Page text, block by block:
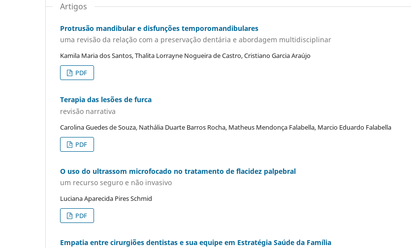
Artigos
Protrusão mandibular e disfunções temporomandibulares
uma revisão da relação com a preservação dentária e abordagem multidisciplinar
Kamila Maria dos Santos, Thalita Lorrayne Nogueira de Castro, Cristiano Garcia Araújo
PDF
Terapia das lesões de furca
revisão narrativa
Carolina Guedes de Souza, Nathália Duarte Barros Rocha, Matheus Mendonça Falabella, Marcio Eduardo Falabella
PDF
O uso do ultrassom microfocado no tratamento de flacidez palpebral
um recurso seguro e não invasivo
Luciana Aparecida Pires Schmid
PDF
Empatia entre cirurgiões dentistas e sua equipe em Estratégia Saúde da Família